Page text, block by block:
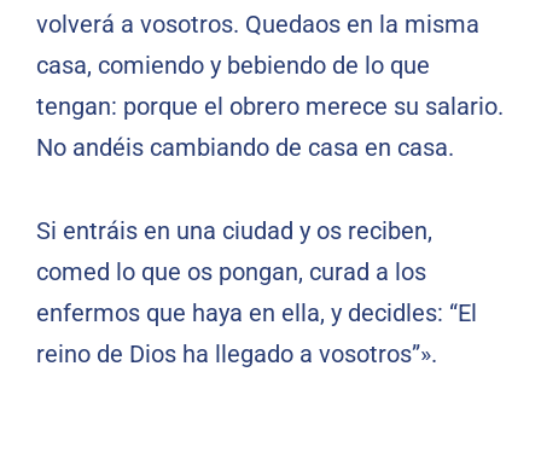
volverá a vosotros. Quedaos en la misma
casa, comiendo y bebiendo de lo que
tengan: porque el obrero merece su salario.
No andéis cambiando de casa en casa.
Si entráis en una ciudad y os reciben,
comed lo que os pongan, curad a los
enfermos que haya en ella, y decidles: “El
reino de Dios ha llegado a vosotros”».